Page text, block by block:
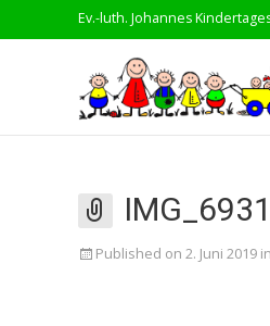
Ev.-luth. Johannes
IMG_6931
Published on 2. Juni 2019 in